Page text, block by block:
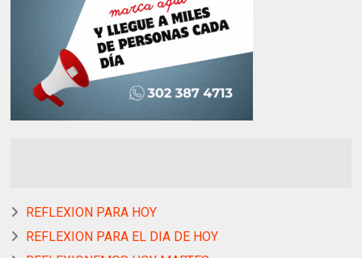
REFLEXION PARA HOY
REFLEXION PARA EL DIA DE HOY